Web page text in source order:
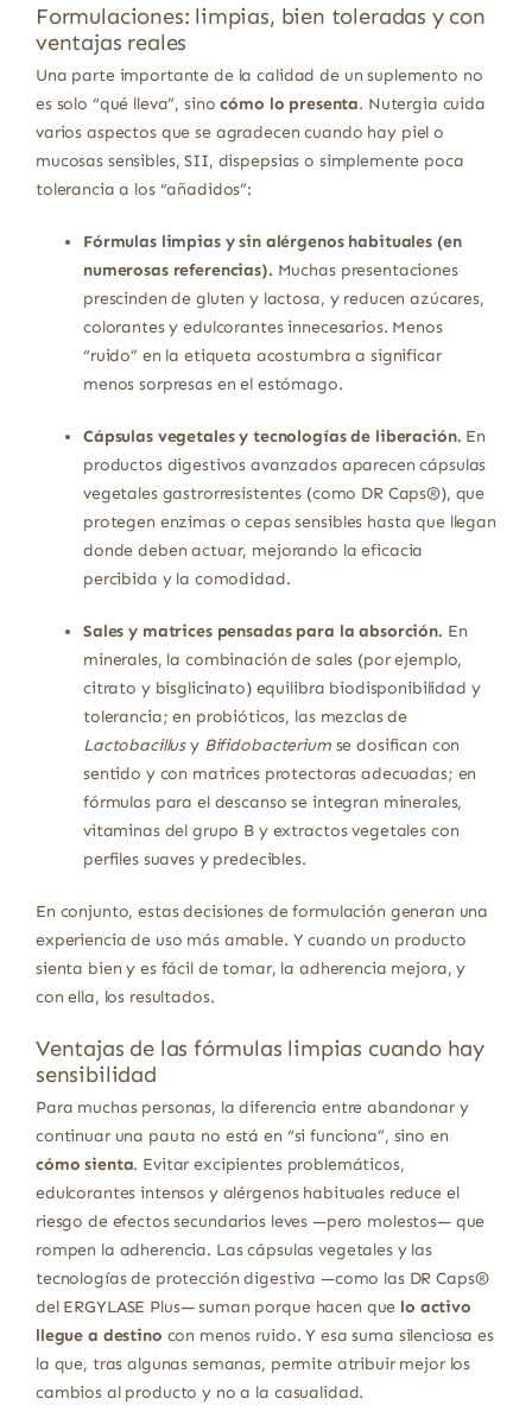
Formulaciones: limpias, bien toleradas y con
ventajas reales
Una parte importante de la calidad de un suplemento no
es solo “qué lleva”, sinocómo lo presenta. Nutergia cuida
varios aspectos que se agradecen cuando hay piel o
mucosas sensibles, SII, dispepsias o simplemente poca
tolerancia a los “añadidos”:
Fórmulas limpias y sin alérgenos habituales (en
numerosas referencias). Muchas presentaciones
prescinden de gluten y lactosa, y reducen azúcares,
colorantes y edulcorantes innecesarios. Menos
“ruido” en la etiqueta acostumbra a significar
menos sorpresas en el estómago.
Cápsulas vegetales y tecnologías de liberación. En
productos digestivos avanzados aparecen cápsulas
vegetales gastrorresistentes (como DR Caps®), que
protegen enzimas o cepas sensibles hasta que llegan
donde deben actuar, mejorando la eficacia
percibida y la comodidad.
Sales y matrices pensadas para la absorción. En
minerales, la combinación de sales (por ejemplo,
citrato y bisglicinato) equilibra biodisponibilidad y
tolerancia; en probióticos, las mezclas de
Lactobacillusy Bifidobacteriumse dosifican con
sentido y con matrices protectoras adecuadas; en
fórmulas para el descanso se integran minerales,
vitaminas del grupo B y extractos vegetales con
perfiles suaves y predecibles.
En conjunto, estas decisiones de formulación generan una
experiencia de uso más amable. Y cuando un producto
sienta bien y es fácil de tomar, la adherencia mejora, y
con ella, los resultados.
Ventajas de las fórmulas limpias cuando hay
sensibilidad
Para muchas personas, la diferencia entre abandonar y
continuar una pauta no está en “si funciona”, sino en
cómo sienta. Evitar excipientes problemáticos,
edulcorantes intensos y alérgenos habituales reduce el
riesgo de efectos secundarios leves —pero molestos— que
rompen la adherencia. Las cápsulas vegetales y las
tecnologías de protección digestiva —como las DR Caps®
del ERGYLASE Plus— suman porque hacen que lo activo
llegue a destino con menos ruido. Y esa suma silenciosa es
la que, tras algunas semanas, permite atribuir mejor los
cambios al producto y no a la casualidad.